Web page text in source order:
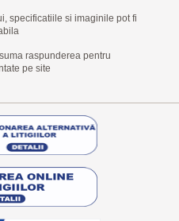
specificatiile si imaginile pot fi
raspunderea pentru
pe site